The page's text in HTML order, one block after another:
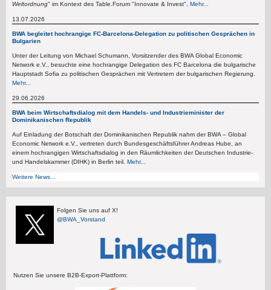
Weltordnung" im Kontext des Table.Forum "Innovate & Invest", Mehr...
13.07.2026
BWA begleitet hochrangige FC-Barcelona-Delegation zu politischen Gesprächen in
Bulgarien
Unter der Leitung von Michael Schumann, Vorsitzender des BWA Global Economic
Network e.V., besuchte eine hochrangige Delegation des FC Barcelona die bulgarische
Hauptstadt Sofia zu politischen Gesprächen mit Vertretern der bulgarischen Regierung.
Mehr...
29.06.2026
BWA beim Wirtschaftsdialog mit dem Handels- und Industrieminister der
Dominikanischen Republik
Auf Einladung der Botschaft der Dominikanischen Republik nahm der BWA – Global
Economic Network e.V., vertreten durch Bundesgeschäftsführer Andreas Hube, an
einem hochrangigen Wirtschaftsdialog in den Räumlichkeiten der Deutschen Industrie-
und Handelskammer (DIHK) in Berlin teil. Mehr...
Weitere News...
Folgen Sie uns auf X!
@BWA_Vorstand
Nutzen Sie unsere B2B-Export-Plattform: